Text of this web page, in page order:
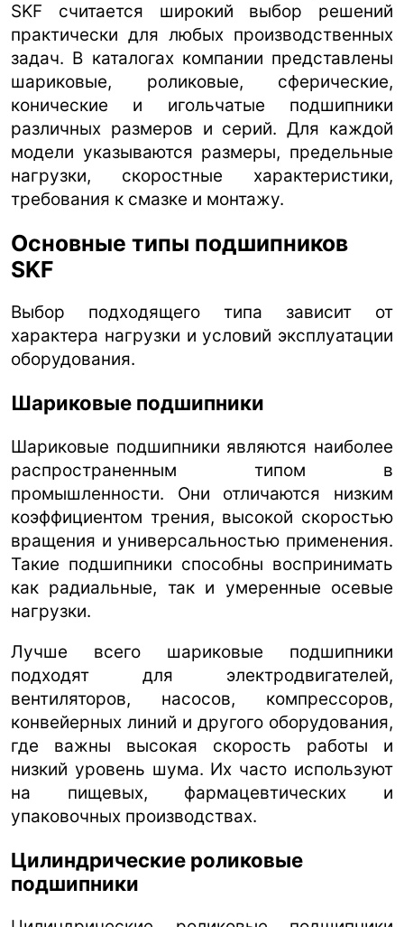
SKF считается широкий выбор решений
практически для любых производственных
задач. В каталогах компании представлены
шариковые, роликовые, сферические,
конические и игольчатые подшипники
различных размеров и серий. Для каждой
модели указываются размеры, предельные
нагрузки, скоростные характеристики,
требования к смазке и монтажу.
Основные типы подшипников
SKF
Выбор подходящего типа зависит от
характера нагрузки и условий эксплуатации
оборудования.
Шариковые подшипники
Шариковые подшипники являются наиболее
распространенным типом в
промышленности. Они отличаются низким
коэффициентом трения, высокой скоростью
вращения и универсальностью применения.
Такие подшипники способны воспринимать
как радиальные, так и умеренные осевые
нагрузки.
Лучше всего шариковые подшипники
подходят для электродвигателей,
вентиляторов, насосов, компрессоров,
конвейерных линий и другого оборудования,
где важны высокая скорость работы и
низкий уровень шума. Их часто используют
на пищевых, фармацевтических и
упаковочных производствах.
Цилиндрические роликовые
подшипники